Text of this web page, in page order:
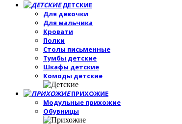
ДЕТСКИЕ
Для девочки
Для мальчика
Кровати
Полки
Столы письменные
Тумбы детские
Шкафы детские
Комоды детские
ПРИХОЖИЕ
Модульные прихожие
Обувницы